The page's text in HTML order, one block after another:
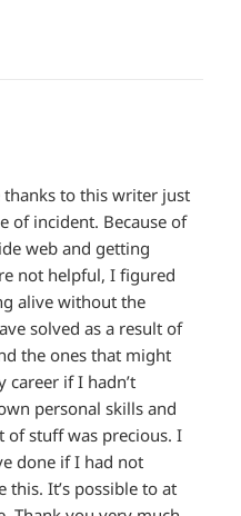
to this writer just
of incident. Because of
web and getting
not helpful, I figured
alive without the
solved as a result of
the ones that might
career if I hadn’t
personal skills and
of stuff was precious. I
done if I had not
this. It’s possible to at